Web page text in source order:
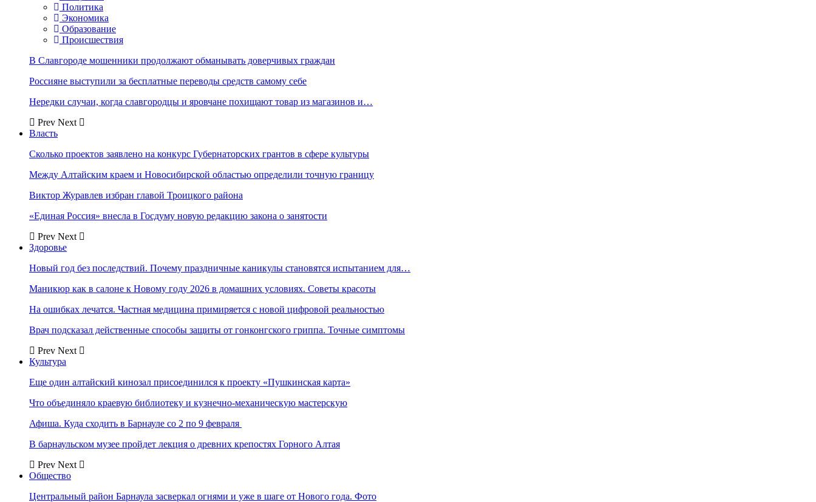
Политика
Экономика
Образование
Происшествия
В Славгороде мошенники продолжают обманывать доверчивых граждан
Россияне выступили за бесплатные переводы средств самому себе
Нередки случаи, когда славгородцы и яровчане похищают товар из магазинов и…
Prev Next
Власть
Сколько проектов заявлено на конкурс Губернаторских грантов в сфере культуры
Между Алтайским краем и Новосибирской областью определили точную границу
Виктор Журавлев избран главой Троицкого района
«Единая Россия» внесла в Госдуму новую редакцию закона о занятости
Prev Next
Здоровье
Новый год без последствий. Почему праздничные каникулы становятся испытанием для…
Маникюр как в салоне к Новому году 2026 в домашних условиях. Советы красоты
На ошибках лечатся. Частная медицина примиряется с новой цифровой реальностью
Врач подсказал действенные способы защиты от гонконгского гриппа. Точные симптомы
Prev Next
Культура
Еще один алтайский кинозал присоединился к проекту «Пушкинская карта»
Что объединяло краевую библиотеку и кузнечно-механическую мастерскую
Афиша. Куда сходить в Барнауле со 2 по 9 февраля
В барнаульском музее пройдет лекция о древних крепостях Горного Алтая
Prev Next
Общество
Центральный район Барнаула засверкал огнями и уже в шаге от Нового года. Фото